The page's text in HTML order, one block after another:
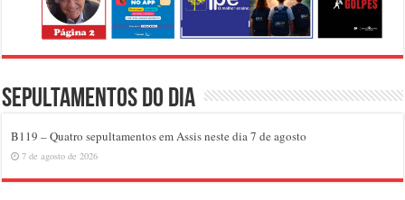
Sepultamentos do dia
B119 – Quatro sepultamentos em Assis neste dia 7 de agosto
7 de agosto de 2026